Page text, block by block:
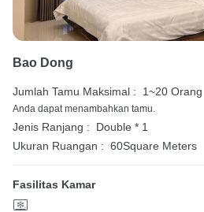
Bao Dong
Jumlah Tamu Maksimal : 1~20 Orang
Anda dapat menambahkan tamu.
Jenis Ranjang :
Double * 1
Ukuran Ruangan : 60Square Meters
Fasilitas Kamar